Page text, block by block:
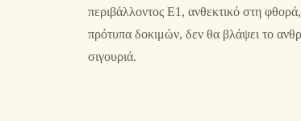
περιβάλλοντος E1, ανθεκτικό στη
πρότυπα δοκιμών, δεν θα βλάψει το
σιγουριά.